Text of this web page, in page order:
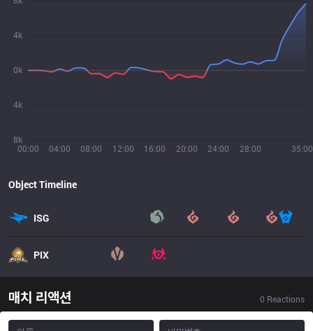
00:00 04:00 08:00 12:00 16:00 20:00 24:00 28:00 35:00
8k
4k
0k
4k
Object Timeline
ISG
PIX
매치 리액션 0 Reactions